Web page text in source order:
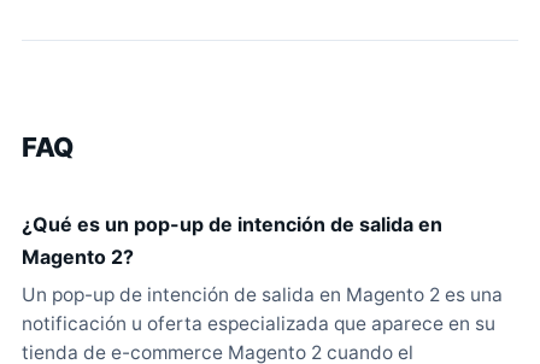
FAQ
¿Qué es un pop-up de intención de salida en
Magento 2?
Un pop-up de intención de salida en Magento 2 es una
notificación u oferta especializada que aparece en su
tienda de e-commerce Magento 2 cuando el